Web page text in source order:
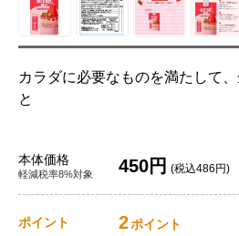
カラダに必要なものを満たして
と
本体価格
軽減税率8%対象 450円 (税込486円)
ポイント 2ポイント